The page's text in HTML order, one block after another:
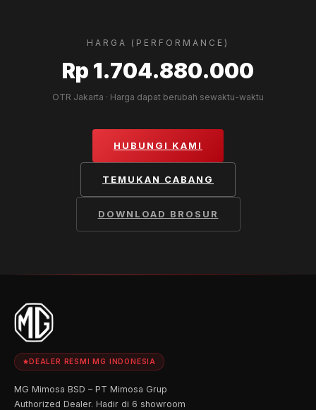
HARGA (PERFORMANCE)
Rp 1.704.880.000
OTR Jakarta · Harga dapat berubah sewaktu-waktu
HUBUNGI KAMI
TEMUKAN CABANG
DOWNLOAD BROSUR
DEALER RESMI MG INDONESIA
MG Mimosa BSD – PT Mimosa Grup
Authorized Dealer. Hadir di 6 showroom